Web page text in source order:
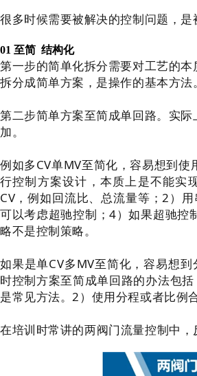
很多时候需要被解决的控制问题，
01 至简 结构化
第一步的简单化拆分需要对工艺的
拆分成简单方案，是操作的基本方法。
第二步简单方案至简成单回路。实
加。
例如多CV单MV至简化，容易想到
行控制方案设计，本质上是不能实
CV，例如回流比、总流量等；2）
可以考虑超驰控制；4）如果超驰控
略不是控制策略。
如果是单CV多MV至简化，容易想
时控制方案至简成单回路的办法包括
是常见方法。2） 使用分程或者比例
在培训时常讲的两阀门流量控制中